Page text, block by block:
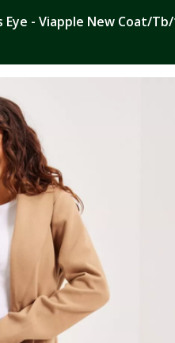
- Viapple New Coat/